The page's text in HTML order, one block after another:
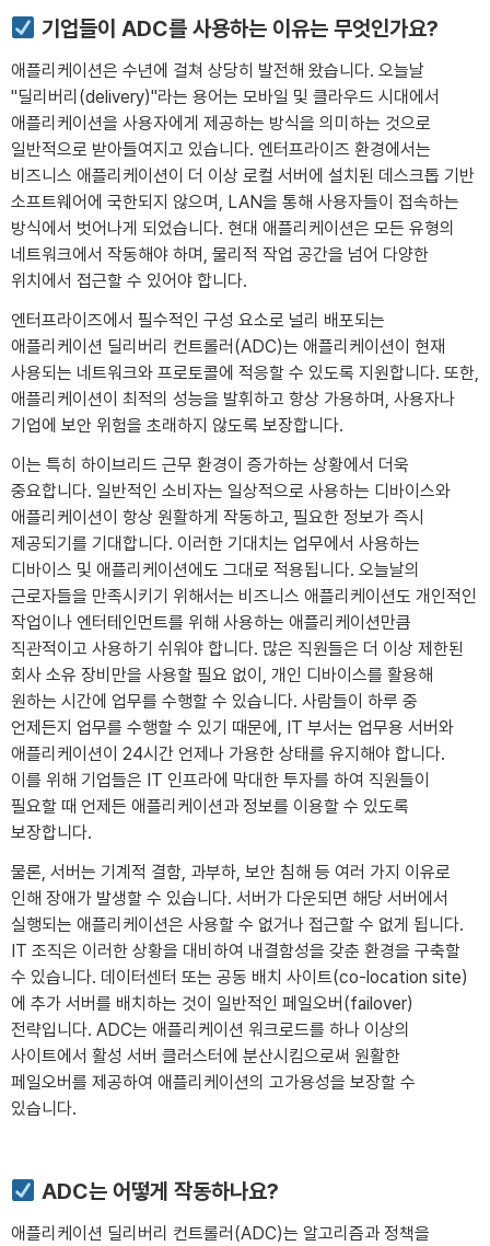
기업들이 ADC를 사용하는 이유는 무엇인가요?
애플리케이션은 수년에 걸쳐 상당히 발전해 왔습니다. 오늘날
"딜리버리(delivery)"라는 용어는 모바일 및 클라우드 시대에서
애플리케이션을 사용자에게 제공하는 방식을 의미하는 것으로
일반적으로 받아들여지고 있습니다. 엔터프라이즈 환경에서는
비즈니스 애플리케이션이 더 이상 로컬 서버에 설치된 데스크톱 기반
소프트웨어에 국한되지 않으며, LAN을 통해 사용자들이 접속하는
방식에서 벗어나게 되었습니다. 현대 애플리케이션은 모든 유형의
네트워크에서 작동해야 하며, 물리적 작업 공간을 넘어 다양한
위치에서 접근할 수 있어야 합니다.
엔터프라이즈에서 필수적인 구성 요소로 널리 배포되는
애플리케이션 딜리버리 컨트롤러(ADC)는 애플리케이션이 현재
사용되는 네트워크와 프로토콜에 적응할 수 있도록 지원합니다. 또한,
애플리케이션이 최적의 성능을 발휘하고 항상 가용하며, 사용자나
기업에 보안 위험을 초래하지 않도록 보장합니다.
이는 특히 하이브리드 근무 환경이 증가하는 상황에서 더욱
중요합니다. 일반적인 소비자는 일상적으로 사용하는 디바이스와
애플리케이션이 항상 원활하게 작동하고, 필요한 정보가 즉시
제공되기를 기대합니다. 이러한 기대치는 업무에서 사용하는
디바이스 및 애플리케이션에도 그대로 적용됩니다. 오늘날의
근로자들을 만족시키기 위해서는 비즈니스 애플리케이션도 개인적인
작업이나 엔터테인먼트를 위해 사용하는 애플리케이션만큼
직관적이고 사용하기 쉬워야 합니다. 많은 직원들은 더 이상 제한된
회사 소유 장비만을 사용할 필요 없이, 개인 디바이스를 활용해
원하는 시간에 업무를 수행할 수 있습니다. 사람들이 하루 중
언제든지 업무를 수행할 수 있기 때문에, IT 부서는 업무용 서버와
애플리케이션이 24시간 언제나 가용한 상태를 유지해야 합니다.
이를 위해 기업들은 IT 인프라에 막대한 투자를 하여 직원들이
필요할 때 언제든 애플리케이션과 정보를 이용할 수 있도록
보장합니다.
물론, 서버는 기계적 결함, 과부하, 보안 침해 등 여러 가지 이유로
인해 장애가 발생할 수 있습니다. 서버가 다운되면 해당 서버에서
실행되는 애플리케이션은 사용할 수 없거나 접근할 수 없게 됩니다.
IT 조직은 이러한 상황을 대비하여 내결함성을 갖춘 환경을 구축할
수 있습니다. 데이터센터 또는 공동 배치 사이트(co-location site)
에 추가 서버를 배치하는 것이 일반적인 페일오버(failover)
전략입니다. ADC는 애플리케이션 워크로드를 하나 이상의
사이트에서 활성 서버 클러스터에 분산시킴으로써 원활한
페일오버를 제공하여 애플리케이션의 고가용성을 보장할 수
있습니다.
ADC는 어떻게 작동하나요?
애플리케이션 딜리버리 컨트롤러(ADC)는 알고리즘과 정책을